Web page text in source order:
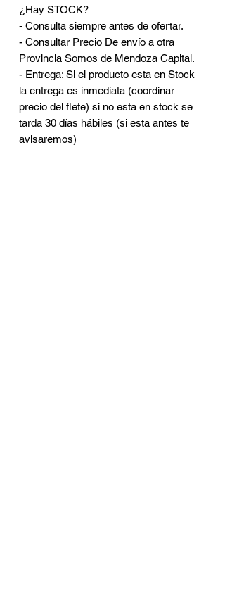
¿Hay STOCK?
- Consulta siempre antes de ofertar.
- Consultar Precio De envío a otra
Provincia Somos de Mendoza Capital.
- Entrega: Si el producto esta en Stock
la entrega es inmediata (coordinar
precio del flete) si no esta en stock se
tarda 30 días hábiles (si esta antes te
avisaremos)